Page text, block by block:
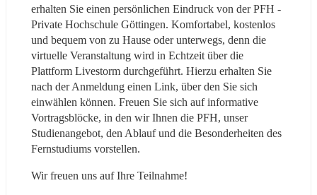
erhalten Sie einen persönlichen Eindruck von der PFH -
Private Hochschule Göttingen. Komfortabel, kostenlos
und bequem von zu Hause oder unterwegs, denn die
virtuelle Veranstaltung wird in Echtzeit über die
Plattform Livestorm durchgeführt. Hierzu erhalten Sie
nach der Anmeldung einen Link, über den Sie sich
einwählen können. Freuen Sie sich auf informative
Vortragsblöcke, in den wir Ihnen die PFH, unser
Studienangebot, den Ablauf und die Besonderheiten des
Fernstudiums vorstellen.
Wir freuen uns auf Ihre Teilnahme!